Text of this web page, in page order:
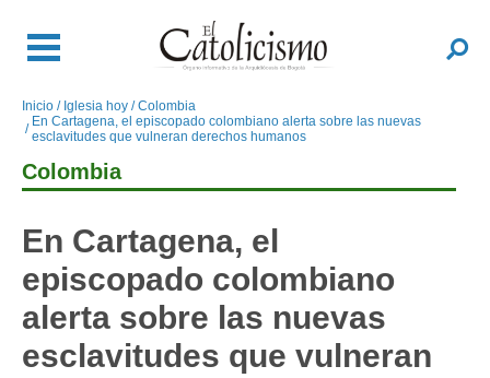
contenido
Buscar
Sobrescribir
enlaces
de
ayuda
la
navegación
Inicio Iglesia hoy
Colombia
En Cartagena, el episcopado colombiano alerta sobre las nuevas
esclavitudes que vulneran derechos humanos
Colombia
En Cartagena, el
episcopado colombiano
alerta sobre las nuevas
esclavitudes que vulneran